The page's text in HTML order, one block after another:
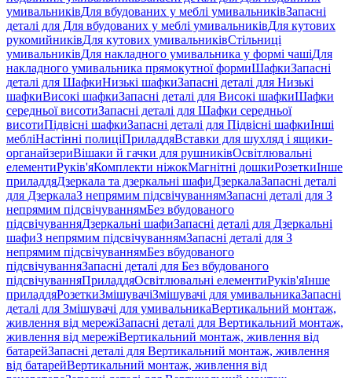
умивальниківДля вбудованих у меблі умивальниківЗапасні
деталі для Для вбудованих у меблі умивальниківДля кутових
рукомийниківДля кутових умивальниківСтільниці
умивальниківДля накладного умивальника у формі чашіДля
накладного умивальника прямокутної формиШафкиЗапасні
деталі для ШафкиНизькі шафкиЗапасні деталі для Низькі
шафкиВисокі шафкиЗапасні деталі для Високі шафкиШафки
середньої висотиЗапасні деталі для Шафки середньої
висотиПідвісні шафкиЗапасні деталі для Підвісні шафкиІнші
мебліНастінні полиціПриладдяВставки для шухляд і ящики-
органайзериВішаки й гачки для рушниківОсвітлювальні
елементиРуків'яКомплекти ніжокМагнітні дошкиРозеткиІнше
приладдяДзеркала та дзеркальні шафиДзеркалаЗапасні деталі
для ДзеркалаЗ непрямим підсвічуваннямЗапасні деталі для З
непрямим підсвічуваннямБез вбудованого
підсвічуванняДзеркальні шафиЗапасні деталі для Дзеркальні
шафиЗ непрямим підсвічуваннямЗапасні деталі для З
непрямим підсвічуваннямБез вбудованого
підсвічуванняЗапасні деталі для Без вбудованого
підсвічуванняПриладдяОсвітлювальні елементиРуків'яІнше
приладдяРозеткиЗмішувачіЗмішувачі для умивальникаЗапасні
деталі для Змішувачі для умивальникаВертикальний монтаж,
живлення від мережіЗапасні деталі для Вертикальний монтаж,
живлення від мережіВертикальний монтаж, живлення від
батарейЗапасні деталі для Вертикальний монтаж, живлення
від батарейВертикальний монтаж, живлення від